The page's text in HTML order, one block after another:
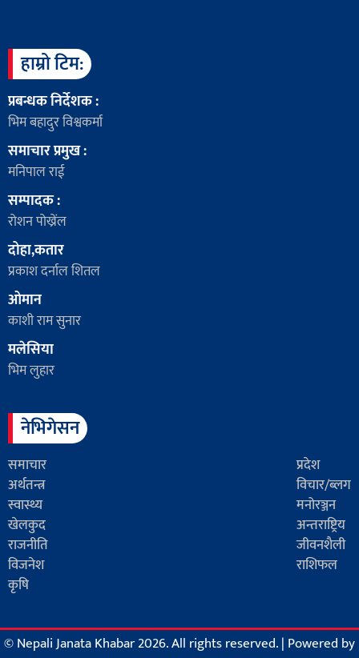
हाम्रो टिम:
प्रबन्धक निर्देशक :
भिम बहादुर विश्वकर्मा
समाचार प्रमुख :
मनिपाल राई
सम्पादक :
रोशन पोख्रेंल
दोहा,कतार
प्रकाश दर्नाल शितल
ओमान
काशी राम सुनार
मलेसिया
भिम लुहार
नेभिगेसन
समाचार
प्रदेश
अर्थतन्त्र
विचार/ब्लग
स्वास्थ्य
मनोरञ्जन
खेलकुद
अन्तराष्ट्रिय
राजनीति
जीवनशैली
विजनेश
राशिफल
कृषि
© Nepali Janata Khabar 2026. All rights reserved.| Powered by